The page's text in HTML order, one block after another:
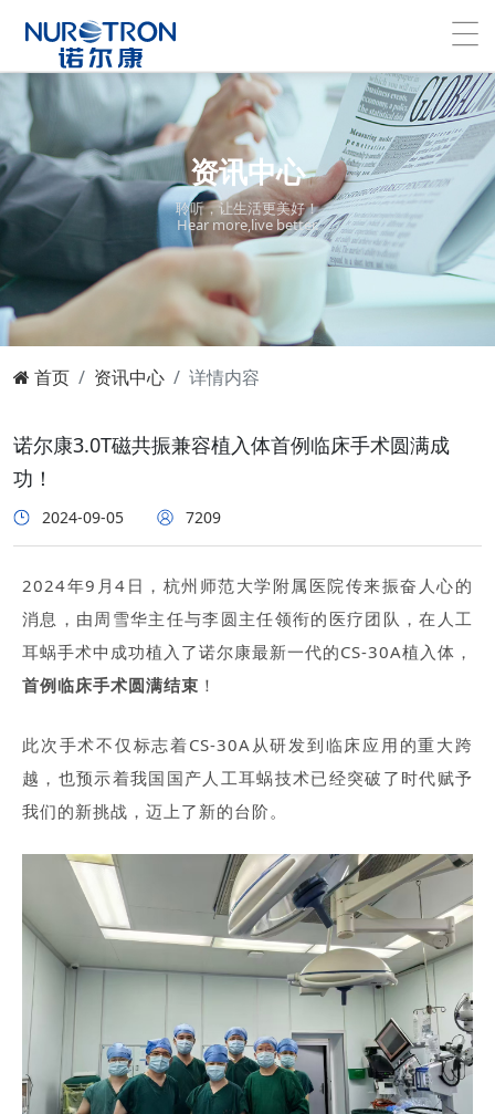
资讯中心
聆听，让生活更美好！
Hear more,live better.
首页 资讯中心 详情内容
诺尔康3.0T磁共振兼容植入体首例临床手术圆满成
功！
2024-09-05 7209
2024年9月4日，杭州师范大学附属医院传来振奋人心的
消息，由周雪华主任与李圆主任领衔的医疗团队，在人工
耳蜗手术中成功植入了诺尔康最新一代的CS-30A植入体，
首例临床手术圆满结束 ！
此次手术不仅标志着CS-30A从研发到临床应用的重大跨
越，也预示着我国国产人工耳蜗技术已经突破了时代赋予
我们的新挑战，迈上了新的台阶。